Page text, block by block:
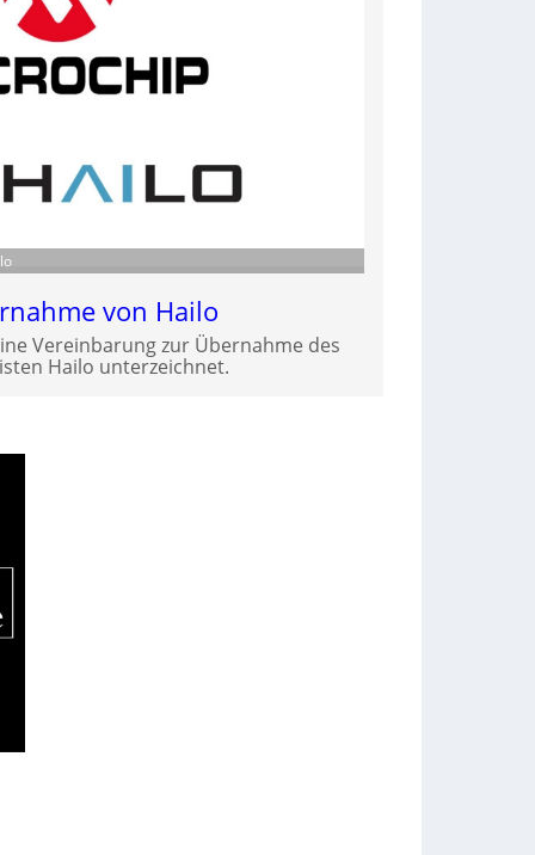
von Hailo
Vereinbarung zur Übernahme des
Hailo unterzeichnet.